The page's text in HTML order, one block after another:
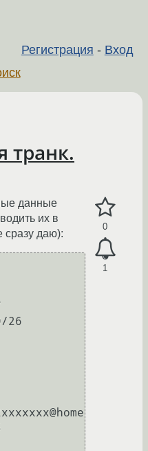
Регистрация - Вход
транк.
0
1
данные
их в
сразу даю):
26